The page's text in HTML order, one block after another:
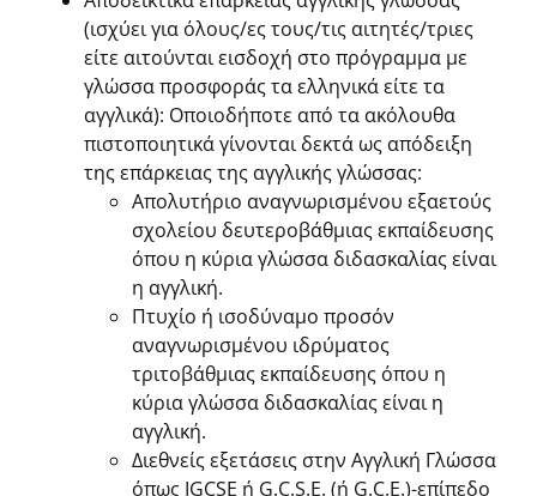
(ισχύει για όλους/ες τους/τις αιτητές/τριες
είτε αιτούνται εισδοχή στο πρόγραμμα με
γλώσσα προσφοράς τα ελληνικά είτε τα
αγγλικά): Οποιοδήποτε από τα ακόλουθα
πιστοποιητικά γίνονται δεκτά ως απόδειξη
της επάρκειας της αγγλικής γλώσσας:
Απολυτήριο αναγνωρισμένου εξαετούς
σχολείου δευτεροβάθμιας εκπαίδευσης
όπου η κύρια γλώσσα διδασκαλίας είναι
η αγγλική.
Πτυχίο ή ισοδύναμο προσόν
αναγνωρισμένου ιδρύματος
τριτοβάθμιας εκπαίδευσης όπου η
κύρια γλώσσα διδασκαλίας είναι η
αγγλική.
Διεθνείς εξετάσεις στην Αγγλική Γλώσσα
όπως IGCSE ή G.C.S.E. (ή G.C.E.)-επίπεδο